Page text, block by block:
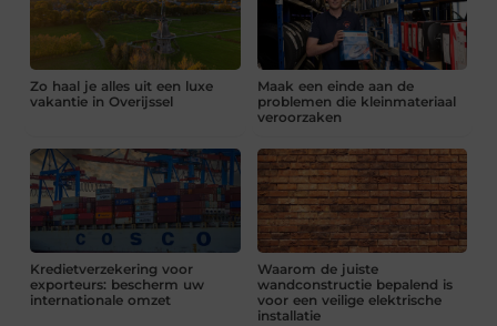
Zo haal je alles uit een luxe
vakantie in Overijssel
Maak een einde aan de
problemen die kleinmateriaal
veroorzaken
Kredietverzekering voor
exporteurs: bescherm uw
internationale omzet
Waarom de juiste
wandconstructie bepalend is
voor een veilige elektrische
installatie